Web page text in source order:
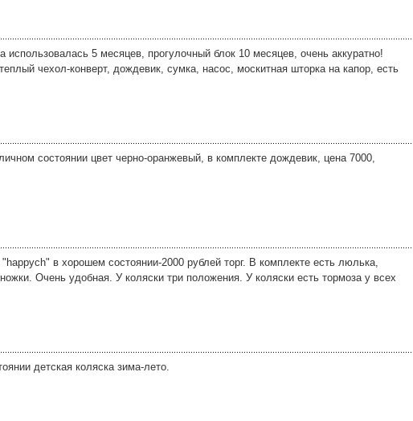
5 месяцев, прогулочный блок 10 месяцев, очень аккуратно!
чехол-конверт, дождевик, сумка, насос, москитная шторка на капор, есть
состоянии цвет черно-оранжевый, в комплекте дождевик, цена 7000,
в хорошем состоянии-2000 рублей торг. В комплекте есть люлька,
Очень удобная. У коляски три положения. У коляски есть тормоза у всех
детская коляска зима-лето.